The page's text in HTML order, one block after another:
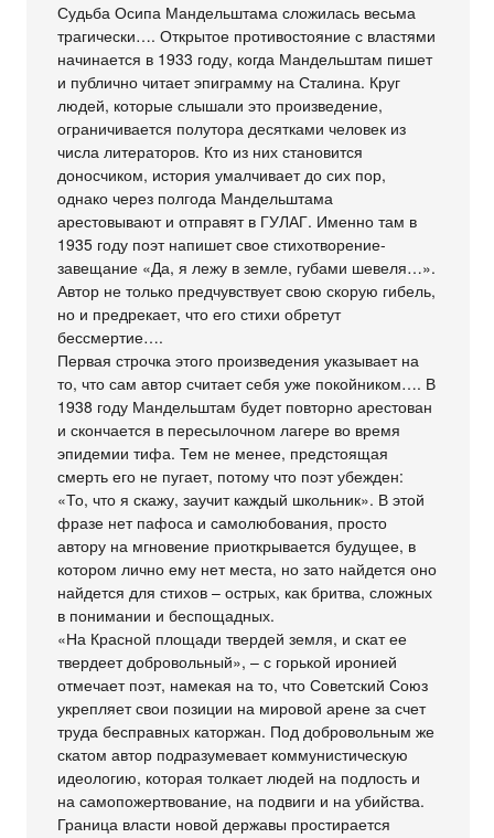
Судьба Осипа Мандельштама сложилась весьма
трагически…. Открытое противостояние с властями
начинается в 1933 году, когда Мандельштам пишет
и публично читает эпиграмму на Сталина. Круг
людей, которые слышали это произведение,
ограничивается полутора десятками человек из
числа литераторов. Кто из них становится
доносчиком, история умалчивает до сих пор,
однако через полгода Мандельштама
арестовывают и отправят в ГУЛАГ. Именно там в
1935 году поэт напишет свое стихотворение-
завещание «Да, я лежу в земле, губами шевеля…».
Автор не только предчувствует свою скорую гибель,
но и предрекает, что его стихи обретут
бессмертие….
Первая строчка этого произведения указывает на
то, что сам автор считает себя уже покойником…. В
1938 году Мандельштам будет повторно арестован
и скончается в пересылочном лагере во время
эпидемии тифа. Тем не менее, предстоящая
смерть его не пугает, потому что поэт убежден:
«То, что я скажу, заучит каждый школьник». В этой
фразе нет пафоса и самолюбования, просто
автору на мгновение приоткрывается будущее, в
котором лично ему нет места, но зато найдется оно
найдется для стихов – острых, как бритва, сложных
в понимании и беспощадных.
«На Красной площади твердей земля, и скат ее
твердеет добровольный», – с горькой иронией
отмечает поэт, намекая на то, что Советский Союз
укрепляет свои позиции на мировой арене за счет
труда бесправных каторжан. Под добровольным же
скатом автор подразумевает коммунистическую
идеологию, которая толкает людей на подлость и
на самопожертвование, на подвиги и на убийства.
Граница власти новой державы простирается